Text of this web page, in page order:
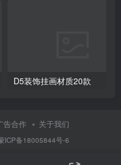
D5装饰挂画材质20款
告合作 关于我们
ICP备18005844号-6